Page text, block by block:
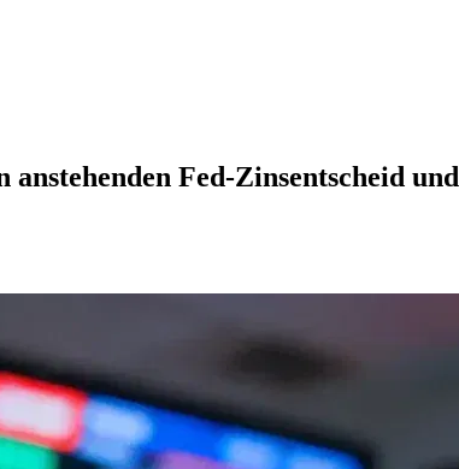
Fed-Zinsentscheid und